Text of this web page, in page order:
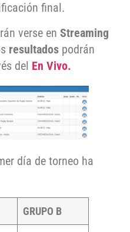
final.
verse en Streaming
resultadospodrán
del En Vivo.
día de torneo ha
GRUPO B